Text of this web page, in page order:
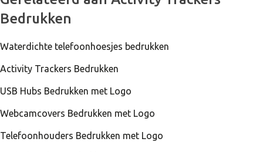
Bedrukken
Waterdichte telefoonhoesjes bedrukken
Activity Trackers Bedrukken
USB Hubs Bedrukken met Logo
Webcamcovers Bedrukken met Logo
Telefoonhouders Bedrukken met Logo